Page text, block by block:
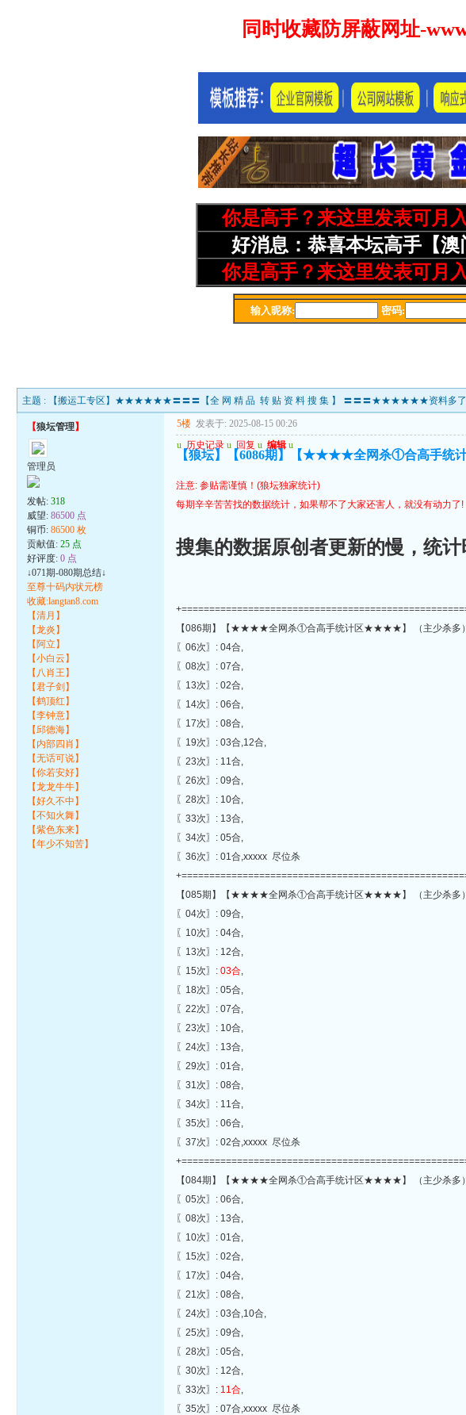
主题 : 【搬运工专区】★★★★★★〓〓〓【全 网 精 品 转 贴 资 料 搜 集 】 〓〓〓★★★★★★资料多了
【狼坛管理】
管理员
发帖:318
威望:86500 点
铜币:86500 枚
贡献值:25 点
好评度:0 点
↓071期-080期总结↓
至尊十码内状元榜
收藏:langtan8.com
【清月】
【龙炎】
【阿立】
【小白云】
【八肖王】
【君子剑】
【鹤顶红】
【李钟意】
【邱德海】
【内部四肖】
【无话可说】
【你若安好】
【龙龙牛牛】
【好久不中】
【不知火舞】
【紫色东来】
【年少不知苦】
5楼 发表于: 2025-08-15 00:26
u 历史记录 u 回复 u 编辑 u
【狼坛】【6086期】【★★★★全网杀①合高手
注意: 参贴需谨慎！(狼坛独家统计)
每期辛辛苦苦找的数据统计，如果帮不了大家还害人，就没有动力了!
搜集的数据原创者更新的慢，统
【086期】【★★★★全网杀①合高手统计区★★★★】 （主少杀多）
〖06次〗: 04合,
〖08次〗: 07合,
〖13次〗: 02合,
〖14次〗: 06合,
〖17次〗: 08合,
〖19次〗: 03合,12合,
〖23次〗: 11合,
〖26次〗: 09合,
〖28次〗: 10合,
〖33次〗: 13合,
〖34次〗: 05合,
〖36次〗: 01合,xxxxx 尽位杀
【085期】【★★★★全网杀①合高手统计区★★★★】 （主少杀多）
〖04次〗: 09合,
〖10次〗: 04合,
〖13次〗: 12合,
〖15次〗:03合,
〖18次〗: 05合,
〖22次〗: 07合,
〖23次〗: 10合,
〖24次〗: 13合,
〖29次〗: 01合,
〖31次〗: 08合,
〖34次〗: 11合,
〖35次〗: 06合,
〖37次〗: 02合,xxxxx 尽位杀
【084期】【★★★★全网杀①合高手统计区★★★★】 （主少杀多）
〖05次〗: 06合,
〖08次〗: 13合,
〖10次〗: 01合,
〖15次〗: 02合,
〖17次〗: 04合,
〖21次〗: 08合,
〖24次〗: 03合,10合,
〖25次〗: 09合,
〖28次〗: 05合,
〖30次〗: 12合,
〖33次〗: 11合,
〖35次〗: 07合,xxxxx 尽位杀